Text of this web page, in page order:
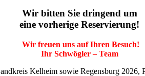
Wir bitten Sie dringend um
eine vorherige Reservierung!
Wir freuen uns auf Ihren Besuch!
Ihr Schwögler – Team
Kelheim sowie Regensburg 2026,